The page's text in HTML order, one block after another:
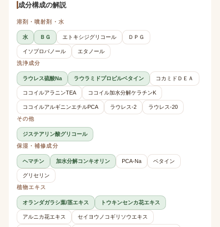
成分構成の解説
溶剤・噴射剤・水
水 ＢＧ エトキシジグリコール ＤＰＧ
イソプロパノール
エタノール
洗浄成分
ラウレス硫酸Na ラウラミドプロピルベタイン コカミドＤＥＡ
ココイルアラニンTEA ココイル加水分解ケラチンK
ココイルアルギニンエチルPCA ラウレス-2
ラウレス-20
その他
ジステアリン酸グリコール
保湿・補修成分
ヘマチン 加水分解コンキオリン PCA-Na ベタイン
グリセリン
植物エキス
オランダガラシ葉/茎エキス トウキンセンカ花エキス
アルニカ花エキス セイヨウノコギリソウエキス